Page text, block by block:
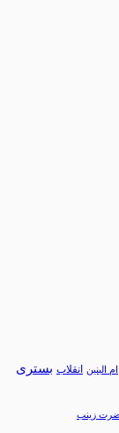
ام البنین انقلاب بستری
زینب